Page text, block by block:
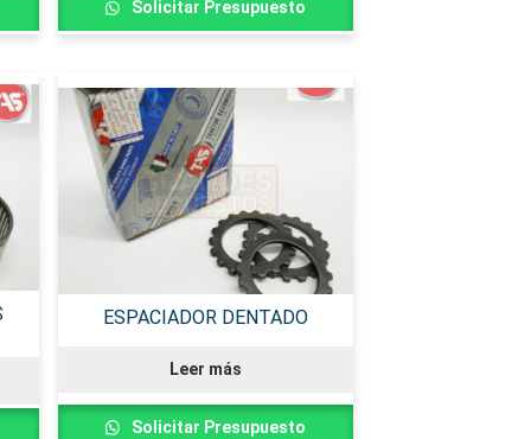
Solicitar Presupuesto
ESPACIADOR DENTADO
Leer más
Solicitar Presupuesto